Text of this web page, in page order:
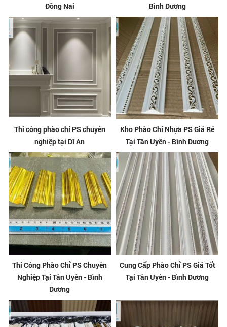
Đồng Nai
Bình Dương
Thi công phào chỉ PS chuyên
nghiệp tại Dĩ An
Kho Phào Chỉ Nhựa PS Giá Rẻ
Tại Tân Uyên - Bình Dương
Thi Công Phào Chỉ PS Chuyên
Nghiệp Tại Tân Uyên - Bình
Dương
Cung Cấp Phào Chỉ PS Giá Tốt
Tại Tân Uyên - Bình Dương